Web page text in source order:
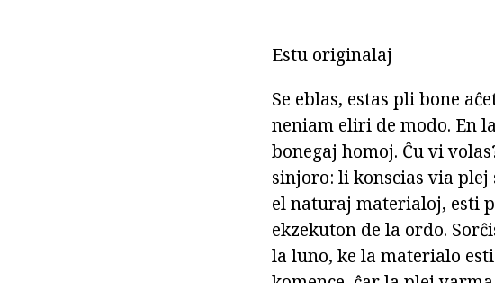
Estu originalaj
Se eblas, estas pli bone
neniam eliri de modo. En
bonegaj homoj. Ĉu vi
sinjoro: li konscias via plej
el naturaj materialoj, esti
ekzekuton de la ordo.
la luno, ke la materialo